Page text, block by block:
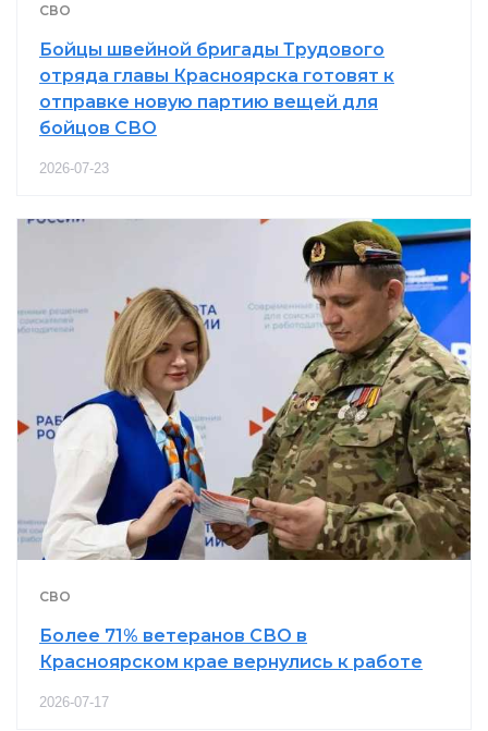
СВО
Бойцы швейной бригады Трудового
отряда главы Красноярска готовят к
отправке новую партию вещей для
бойцов СВО
2026-07-23
СВО
Более 71% ветеранов СВО в
Красноярском крае вернулись к работе
2026-07-17